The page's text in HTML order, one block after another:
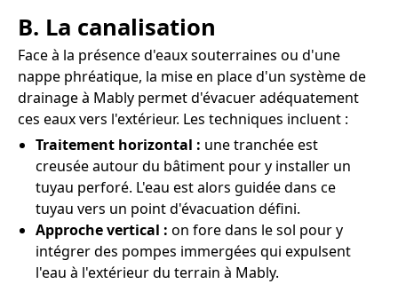
B. La canalisation
Face à la présence d'eaux souterraines ou d'une
nappe phréatique, la mise en place d'un système de
drainage à Mably permet d'évacuer adéquatement
ces eaux vers l'extérieur. Les techniques incluent :
Traitement horizontal : une tranchée est
creusée autour du bâtiment pour y installer un
tuyau perforé. L'eau est alors guidée dans ce
tuyau vers un point d'évacuation défini.
Approche vertical : on fore dans le sol pour y
intégrer des pompes immergées qui expulsent
l'eau à l'extérieur du terrain à Mably.